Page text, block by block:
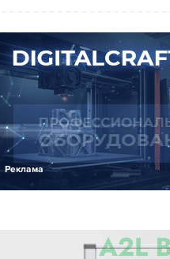
Реклама